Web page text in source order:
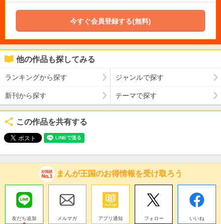
今すぐ会員登録する(無料)
他の作品も探してみる
ランキングから探す ジャンルで探す
新刊から探す テーマで探す
この作品を共有する
まんが王国のお得情報を受け取ろう
友だち追加
メルマガ アプリ通知 フォロー いいね